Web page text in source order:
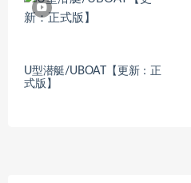
U型潜艇/UBOAT【更新：正
式版】